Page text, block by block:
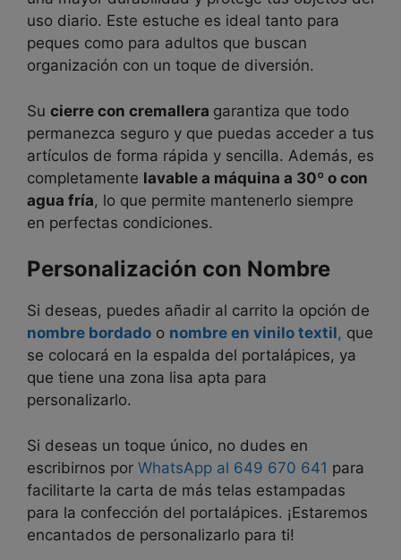
uso diario. Este estuche es ideal tanto para
peques como para adultos que buscan
organización con un toque de diversión.
Su cierre con cremallera garantiza que todo
permanezca seguro y que puedas acceder a tus
artículos de forma rápida y sencilla. Además, es
completamente lavable a máquina a 30º o con
agua fría, lo que permite mantenerlo siempre
en perfectas condiciones.
Personalización con Nombre
Si deseas, puedes añadir al carrito la opción de
nombre bordado o nombre en vinilo textil, que
se colocará en la espalda del portalápices, ya
que tiene una zona lisa apta para
personalizarlo.
Si deseas un toque único, no dudes en
escribirnos por WhatsApp al 649 670 641 para
facilitarte la carta de más telas estampadas
para la confección del portalápices. ¡Estaremos
encantados de personalizarlo para ti!